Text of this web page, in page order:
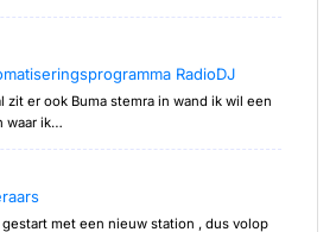
RadioDJ
zit er ook Buma stemra in wand ik wil een
waar ik…
met een nieuw station , dus volop